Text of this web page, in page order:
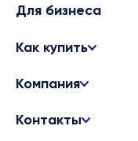
Для бизнеса
Как купить
Компания
Контакты